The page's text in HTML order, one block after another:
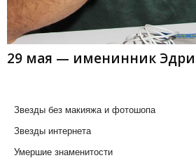
29 мая — именинник
Звезды без макияжа и фотошопа
Звезды интернета
Умершие знаменитости